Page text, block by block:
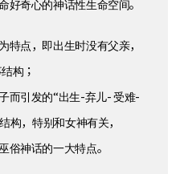
好奇心的神话性生命空间。
特点，即出生时没有父亲，
构；
而引发的“出生-弃儿- 受难-
构，特别和女神有关，
俗神话的一大特点。